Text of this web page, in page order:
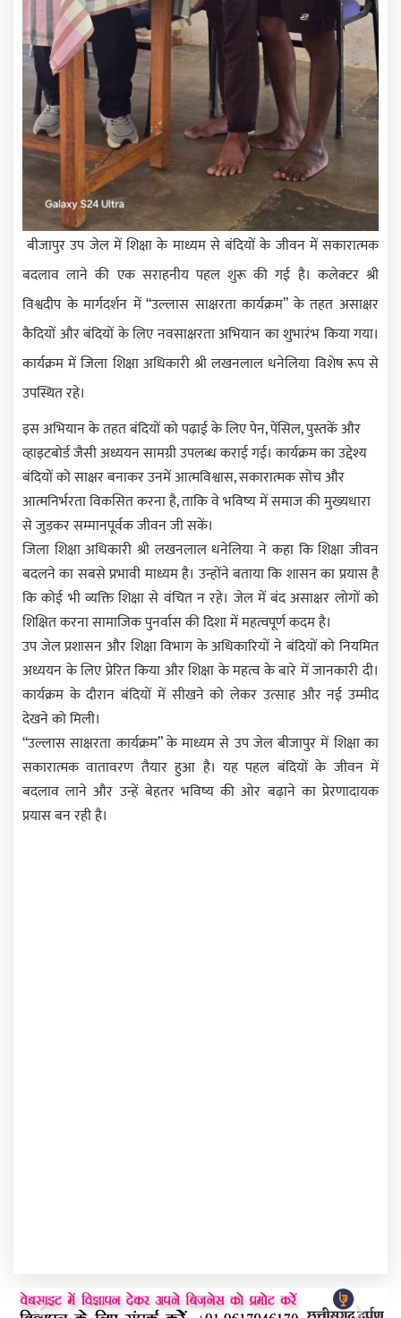
बीजापुर उप जेल में शिक्षा के माध्यम से बंदियों के जीवन में सकारात्मक
बदलाव लाने की एक सराहनीय पहल शुरू की गई है। कलेक्टर श्री
विश्वदीप के मार्गदर्शन में “उल्लास साक्षरता कार्यक्रम” के तहत असाक्षर
कैदियों और बंदियों के लिए नवसाक्षरता अभियान का शुभारंभ किया गया।
कार्यक्रम में जिला शिक्षा अधिकारी श्री लखनलाल धनेलिया विशेष रूप से
उपस्थित रहे।
इस अभियान के तहत बंदियों को पढ़ाई के लिए पेन, पेंसिल, पुस्तकें और
व्हाइटबोर्ड जैसी अध्ययन सामग्री उपलब्ध कराई गई। कार्यक्रम का उद्देश्य
बंदियों को साक्षर बनाकर उनमें आत्मविश्वास, सकारात्मक सोच और
आत्मनिर्भरता विकसित करना है, ताकि वे भविष्य में समाज की मुख्यधारा
से जुड़कर सम्मानपूर्वक जीवन जी सकें।
जिला शिक्षा अधिकारी श्री लखनलाल धनेलिया ने कहा कि शिक्षा जीवन
बदलने का सबसे प्रभावी माध्यम है। उन्होंने बताया कि शासन का प्रयास है
कि कोई भी व्यक्ति शिक्षा से वंचित न रहे। जेल में बंद असाक्षर लोगों को
शिक्षित करना सामाजिक पुनर्वास की दिशा में महत्वपूर्ण कदम है।
उप जेल प्रशासन और शिक्षा विभाग के अधिकारियों ने बंदियों को नियमित
अध्ययन के लिए प्रेरित किया और शिक्षा के महत्व के बारे में जानकारी दी।
कार्यक्रम के दौरान बंदियों में सीखने को लेकर उत्साह और नई उम्मीद
देखने को मिली।
“उल्लास साक्षरता कार्यक्रम” के माध्यम से उप जेल बीजापुर में शिक्षा का
सकारात्मक वातावरण तैयार हुआ है। यह पहल बंदियों के जीवन में
बदलाव लाने और उन्हें बेहतर भविष्य की ओर बढ़ाने का प्रेरणादायक
प्रयास बन रही है।
Previous Next